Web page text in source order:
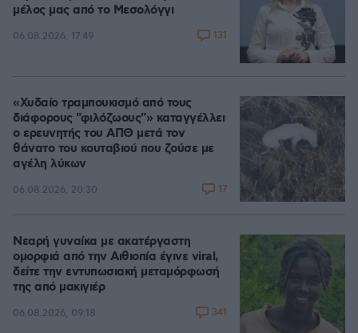
μέλος μας από το Μεσολόγγι
06.08.2026, 17:49 131
«Χυδαίο τραμπουκισμό από τους
διάφορους "φιλόζωους"» καταγγέλλει
ο ερευνητής του ΑΠΘ μετά τον
θάνατο του κουταβιού που ζούσε με
αγέλη λύκων
06.08.2026, 20:30 17
Νεαρή γυναίκα με ακατέργαστη
ομορφιά από την Αιθιοπία έγινε viral,
δείτε την εντυπωσιακή μεταμόρφωσή
της από μακιγιέρ
06.08.2026, 09:18 341